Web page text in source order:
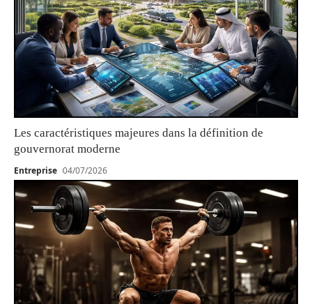
Les caractéristiques majeures dans la définition de
gouvernorat moderne
Entreprise 04/07/2026